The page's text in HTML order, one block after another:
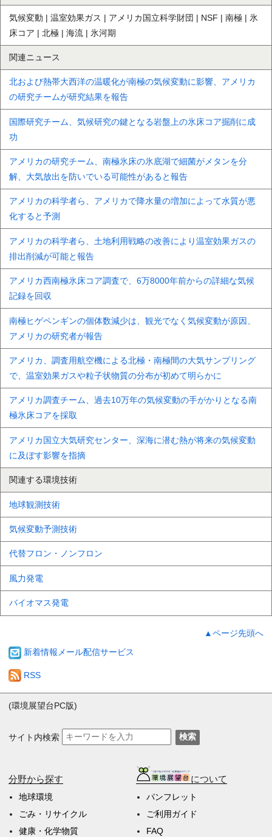
気候変動 | 温室効果ガス | アメリカ国立科学財団 | NSF | 南極 | 氷
床コア | 北極 | 海流 | 氷河期
関連ニュース
北および熱帯大西洋の温暖化が南極の気候変動に影響、アメリカ
の研究チームが研究結果を報告
国際研究チーム、気候研究の鍵となる岩盤上の氷床コア掘削に成
功
アメリカの研究チーム、南極氷床の氷底湖で細菌がメタンを分
解、大気放出を防いでいる可能性があると報告
アメリカの科学者ら、アメリカで降水量の増加によって水質が悪
化すると予測
アメリカの科学者ら、土地利用戦略の改善により温室効果ガスの
排出削減が可能と報告
アメリカ西南極氷床コア調査で、6万8000年前からの詳細な気候
記録を回収
南極ヒゲペンギンの個体数減少は、観光でなく気候変動が原因、
アメリカの研究者が報告
アメリカ、調査用航空機による北極・南極間の大気サンプリング
で、温室効果ガスや粒子状物質の分布が初めて明らかに
アメリカ調査チーム、過去10万年の気候変動の手がかりとなる南
極氷床コアを採取
アメリカ国立大気研究センター、深海に潜む熱が将来の気候変動
に及ぼす影響を指摘
関連する環境技術
地球観測技術
気候変動予測技術
代替フロン・ノンフロン
風力発電
バイオマス発電
▲ページ先頭へ
新着情報メール配信サービス
RSS
(環境展望台PC版)
サイト内検索 検索
分野から探す
地球環境
ごみ・リサイクル
健康・化学物質
について
パンフレット
ご利用ガイド
FAQ